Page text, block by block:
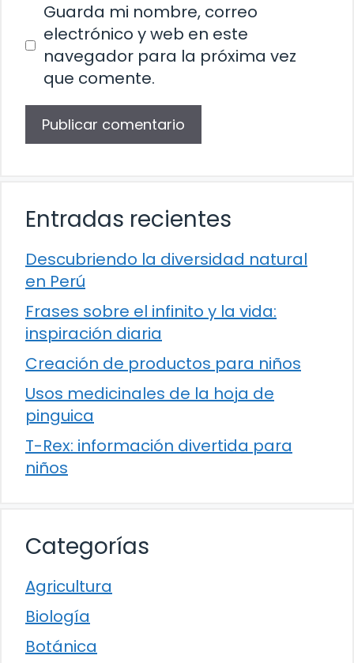
Guarda mi nombre, correo
electrónico y web en este
navegador para la próxima vez
que comente.
Entradas recientes
Descubriendo la diversidad natural
en Perú
Frases sobre el infinito y la vida:
inspiración diaria
Creación de productos para niños
Usos medicinales de la hoja de
pinguica
T-Rex: información divertida para
niños
Categorías
Agricultura
Biología
Botánica